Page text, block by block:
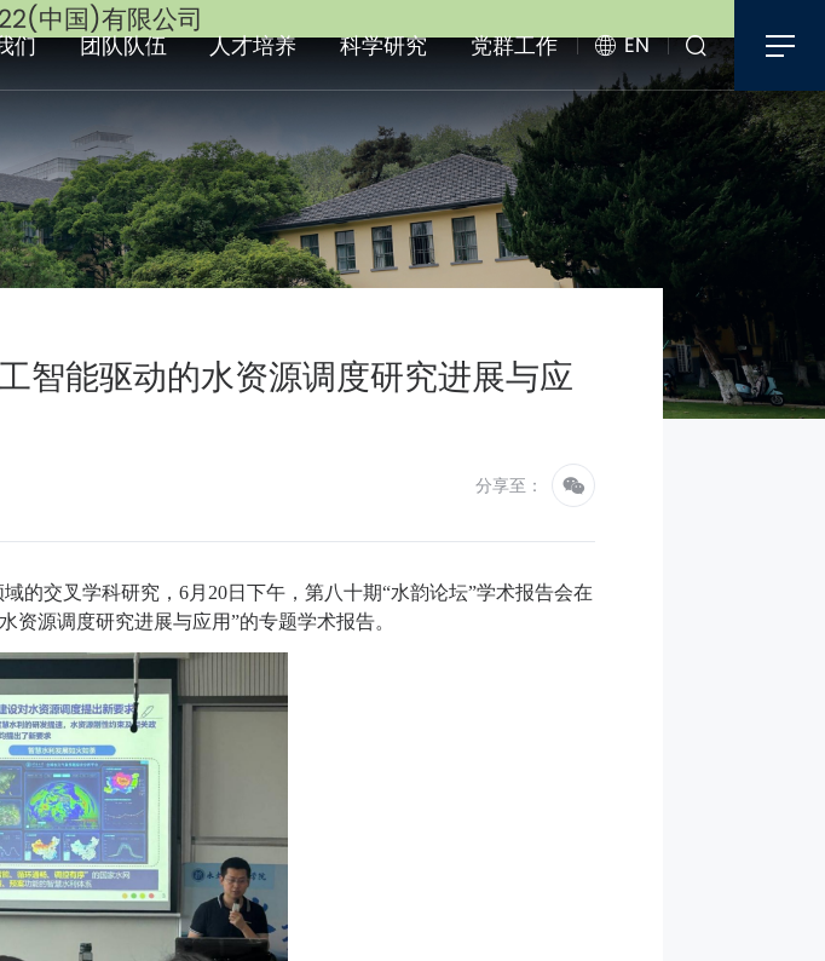
中国)有限公司
们 团队队伍 人才培养 科学研究 党群工作 EN
智能驱动的水资源调度研究进展与应
分享至：
的交叉学科研究，6月 20日下午，第八十期“水韵论坛”学术报告会在
资源调度研究进展与应用”的专题学术报告。